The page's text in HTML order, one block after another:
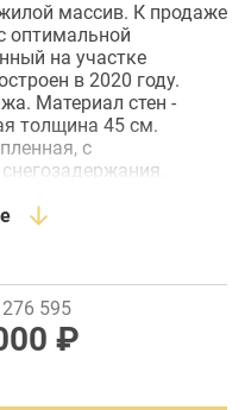
массив. К продаже
оптимальной
на участке
в 2020 году.
Материал стен -
толщина 45 см.
с
расположены:
котельная. На
комнаты и еще
с
и
595
₽